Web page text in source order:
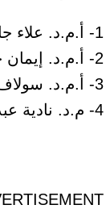
1- أ.م.د. علاء جابر موسى
2- أ.م.د. إيمان جواد هادي
3- أ.م.د. سولاف فيض الله حسن
4- م.د. نادية عبد الكاظم سلمان